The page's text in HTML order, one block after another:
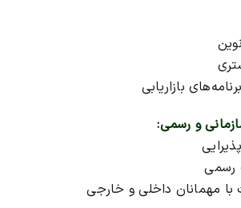
بازاریابی
رسمی
با مهمانان داخلی و خارجی